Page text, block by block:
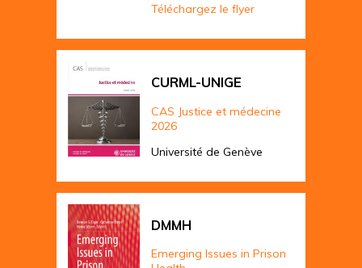
Téléchargez le flyer
CURML-UNIGE
CAS Justice et médecine
2026
Université de Genève
DMMH
Emerging Issues in Prison